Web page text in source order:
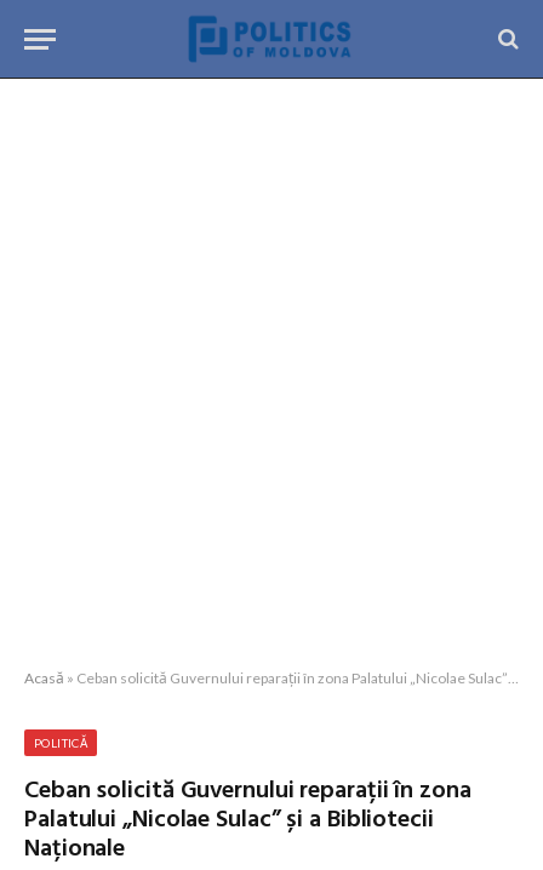
Acasă » Ceban solicită Guvernului reparații în zona Palatului „Nicolae Sulac” și a Bibliotecii Naționale
POLITICĂ
Ceban solicită Guvernului reparații în zona
Palatului „Nicolae Sulac” și a Bibliotecii
Naționale